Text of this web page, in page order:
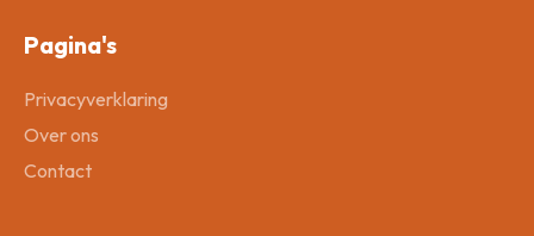
Pagina's
Privacyverklaring
Over ons
Contact